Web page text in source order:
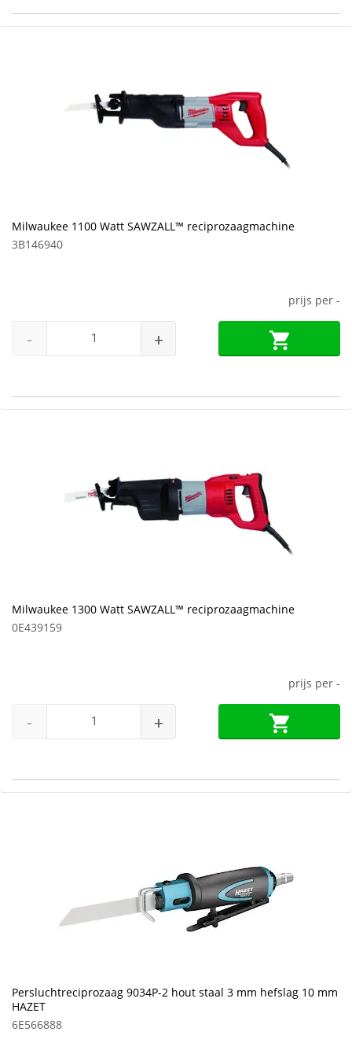
Milwaukee 1100 Watt SAWZALL™ reciprozaagmachine
3B146940
prijs per -
- +
Milwaukee 1300 Watt SAWZALL™ reciprozaagmachine
0E439159
prijs per -
- +
Persluchtreciprozaag 9034P-2 hout staal 3 mm hefslag 10 mm
HAZET
6E566888